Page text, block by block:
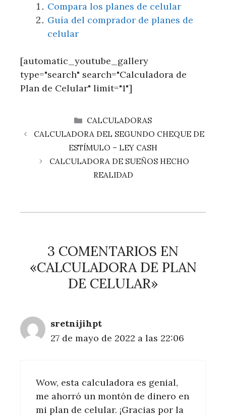
Compara los planes de celular
Guía del comprador de planes de
celular
[automatic_youtube_gallery
type="search" search="Calculadora de
Plan de Celular" limit="1"]
CATEGORÍAS
CALCULADORAS
CALCULADORA DEL SEGUNDO CHEQUE DE
ESTÍMULO – LEY CASH
CALCULADORA DE SUEÑOS HECHO
REALIDAD
3 COMENTARIOS EN
«CALCULADORA DE PLAN
DE CELULAR»
sretnijihpt
27 de mayo de 2022 a las 22:06
Wow, esta calculadora es genial,
me ahorró un montón de dinero en
mi plan de celular. ¡Gracias por la